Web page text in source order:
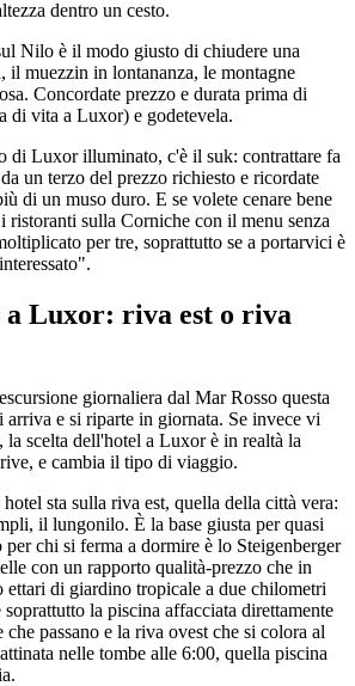
dentro un cesto.
Nilo è il modo giusto di chiudere una
il muezzin in lontananza, le montagne
Concordate prezzo e durata prima di
di vita a Luxor) e godetevela.
di Luxor illuminato, c'è il suk: contrattare fa
un terzo del prezzo richiesto e ricordate
di un muso duro. E se volete cenare bene
ristoranti sulla Corniche con il menu senza
per tre, soprattutto se a portarvici è
Luxor: riva est o riva
giornaliera dal Mar Rosso questa
arriva e si riparte in giornata. Se invece vi
la scelta dell'hotel a Luxor è in realtà la
e cambia il tipo di viaggio.
sta sulla riva est, quella della città vera:
il lungonilo. È la base giusta per quasi
chi si ferma a dormire è lo Steigenberger
con un rapporto qualità-prezzo che in
ettari di giardino tropicale a due chilometri
la piscina affacciata direttamente
passano e la riva ovest che si colora al
nelle tombe alle 6:00, quella piscina